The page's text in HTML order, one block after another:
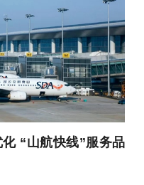
“山航快线”服务品